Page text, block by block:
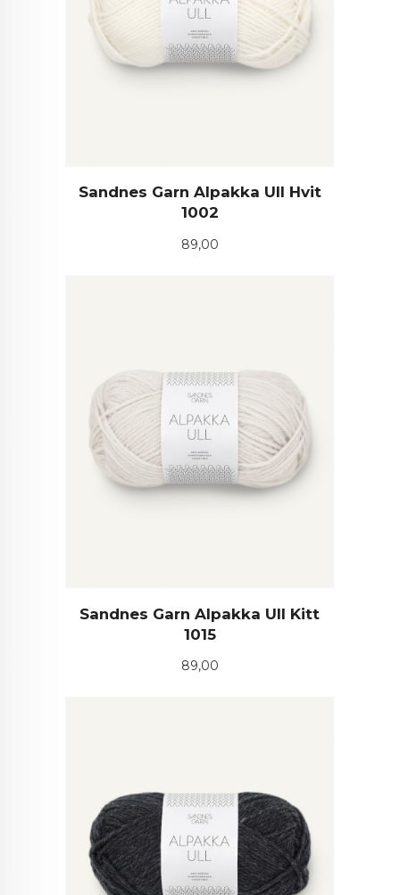
Sandnes Garn Alpakka Ull Hvit
1002
Pris
89,00
Sandnes Garn Alpakka Ull Kitt
1015
Pris
89,00